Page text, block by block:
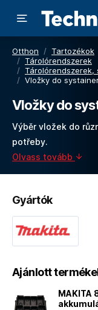
Otthon / Tartozékok
/ Tárolórendszerek
/ Tárolórendszerek,
/ Vložky do
Vložky do
Výběr vložek do
potřeby.
Olvass tovább
Gyártók
Ajánlott
MAKITA